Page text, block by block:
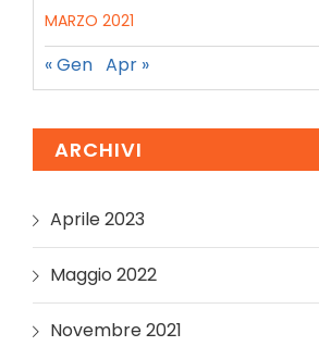
MARZO 2021
« Gen Apr »
ARCHIVI
Aprile 2023
Maggio 2022
Novembre 2021